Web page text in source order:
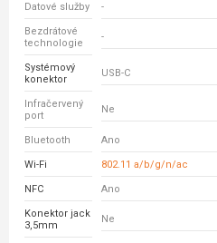
Datové služby
-
Bezdrátové
technologie
-
Systémový
konektor
USB-C
Infračervený
port
Ne
Bluetooth Ano
Wi-Fi 802.11 a/b/g/n/ac
NFC Ano
Konektor jack
3,5mm
Ne